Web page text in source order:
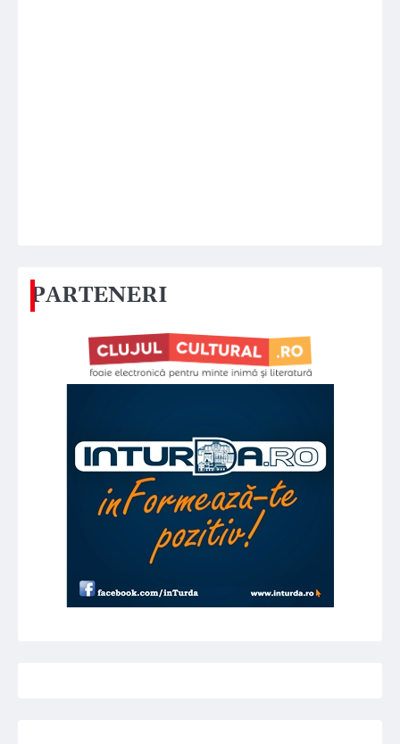
PARTENERI